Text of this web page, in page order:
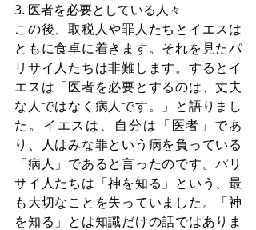
3. 医者を必要としている人々
この後、取税人や罪人たちとイエスは
ともに食卓に着きます。それを見たパ
リサイ人たちは非難します。するとイ
エスは「医者を必要とするのは、丈夫
な人ではなく病人です。」と語りまし
た。イエスは、自分は「医者」であ
り、人はみな罪という病を負っている
「病人」であると言ったのです。パリ
サイ人たちは「神を知る」という、最
も大切なことを失っていました。「神
を知る」とは知識だけの話ではありま